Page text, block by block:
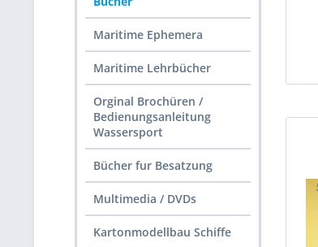
Maritime Ephemera
Maritime Lehrbücher
Orginal Brochüren /
Bedienungsanleitung
Wassersport
Bücher fur Besatzung
Multimedia / DVDs
Kartonmodellbau Schiffe